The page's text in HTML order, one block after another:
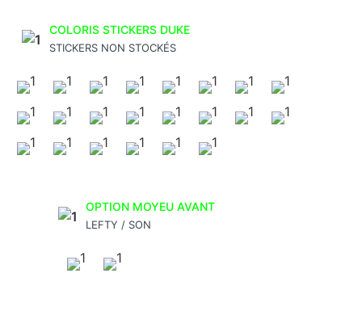
COLORIS STICKERS DUKE
STICKERS NON STOCKÉS
OPTION MOYEU AVANT
LEFTY / SON